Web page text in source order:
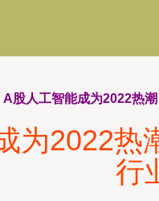
A股人工智能成为2022热
为2022
行